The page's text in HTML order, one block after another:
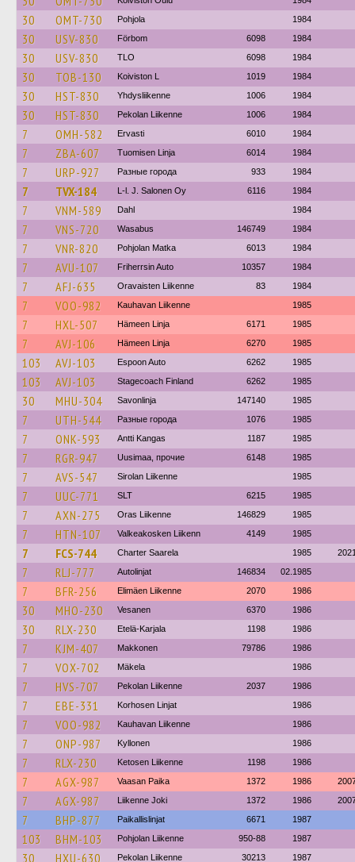
30 OMT-730 Pohjola 1984
30 USV-830 Förbom 6098 1984
30 USV-830 TLO 6098 1984
30 TOB-130 Koiviston L 1019 1984
30 HST-830 Yhdysliikenne 1006 1984
30 HST-830 Pekolan Liikenne 1006 1984
7 OMH-582 Ervasti 6010 1984
7 ZBA-607 Tuomisen Linja 6014 1984
7 URP-927 Разные города 933 1984
7 TVX-184 L-l. J. Salonen Oy 6116 1984
7 VNM-589 Dahl 1984
7 VNS-720 Wasabus 146749 1984
7 VNR-820 Pohjolan Matka 6013 1984
7 AVU-107 Friherrsin Auto 10357 1984
7 AFJ-635 Oravaisten Liikenne 83 1984
7 VOO-982 Kauhavan Liikenne 1985
7 HXL-507 Hämeen Linja 6171 1985
7 AVJ-106 Hämeen Linja 6270 1985
103 AVJ-103 Espoon Auto 6262 1985
103 AVJ-103 Stagecoach Finland 6262 1985
30 MHU-304 Savonlinja 147140 1985
7 UTH-544 Разные города 1076 1985
7 ONK-593 Antti Kangas 1187 1985
7 RGR-947 Uusimaa, прочие 6148 1985
7 AVS-547 Sirolan Liikenne 1985
7 UUC-771 SLT 6215 1985
7 AXN-275 Oras Liikenne 146829 1985
7 HTN-107 Valkeakosken Liikenn 4149 1985
7 FCS-744 Charter Saarela 1985
7 RLJ-777 Autolinjat 146834 02.1985
7 BFR-256 Elimäen Liikenne 2070 1986
30 MHO-230 Vesanen 6370 1986
30 RLX-230 Etelä-Karjala 1198 1986
7 KJM-407 Makkonen 79786 1986
7 VOX-702 Mäkela 1986
7 HVS-707 Pekolan Liikenne 2037 1986
7 EBE-331 Korhosen Linjat 1986
7 VOO-982 Kauhavan Liikenne 1986
7 ONP-987 Kyllonen 1986
7 RLX-230 Ketosen Liikenne 1198 1986
7 AGX-987 Vaasan Paika 1372 1986
7 AGX-987 Liikenne Joki 1372 1986
7 BHP-877 Paikallislinjat 6671 1987
103 BHM-103 Pohjolan Liikenne 950-88 1987
30 HXU-630 Pekolan Liikenne 30213 1987